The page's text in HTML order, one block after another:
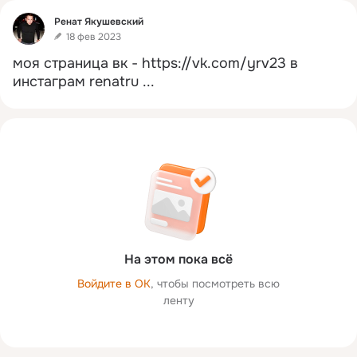
Фид
Рeнaт Якушeвский
18 фев 2023
моя страница вк - https://vk.com/yrv23 в
инстаграм renatru ...
На этом пока всё
Войдите в ОК, чтобы посмотреть всю
ленту